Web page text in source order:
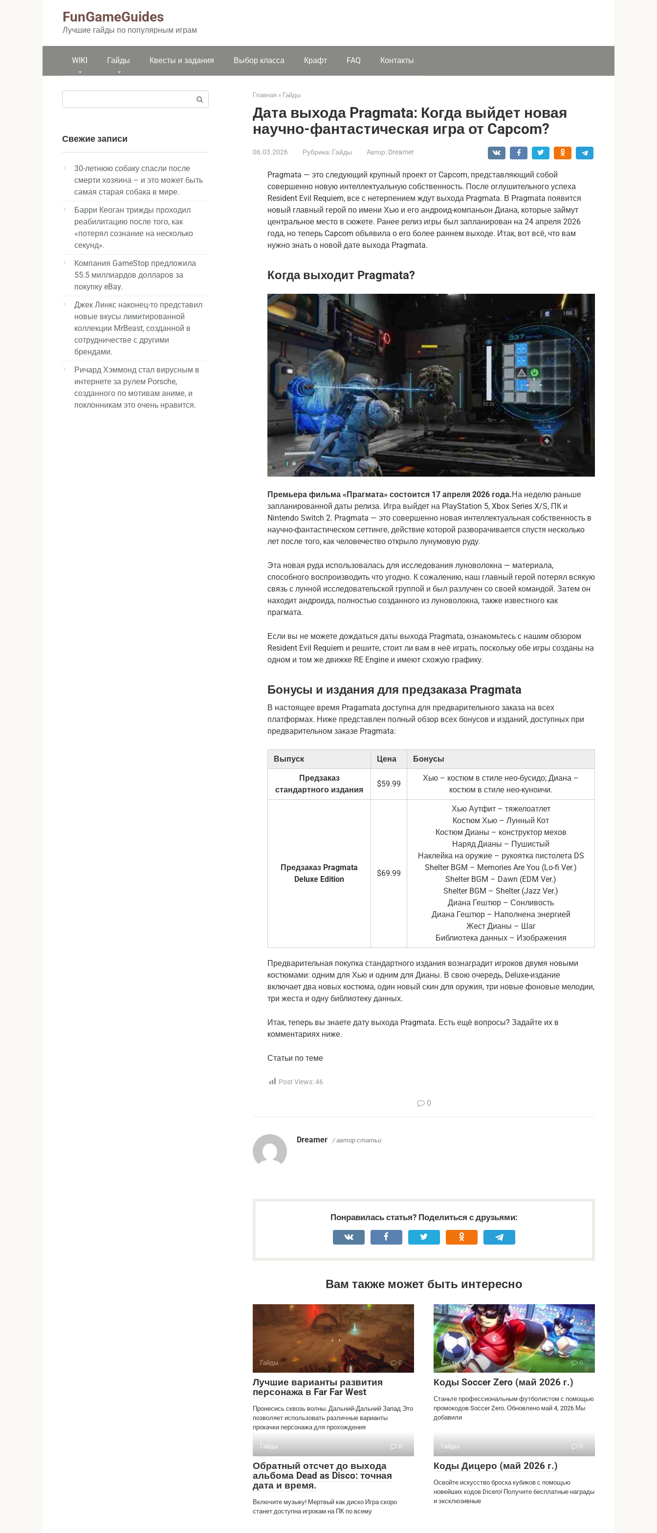
FunGameGuides
Лучшие гайды по популярным играм
WIKI Гайды Квесты и задания Выбор класса Крафт FAQ Контакты
Главная » Гайды
Дата выхода Pragmata: Когда выйдет новая
научно-фантастическая игра от Capcom?
06.03.2026 Рубрика: Гайды Автор: Dreamer
Pragmata — это следующий крупный проект от Capcom, представляющий собой
совершенно новую интеллектуальную собственность. После оглушительного успеха
Resident Evil Requiem, все с нетерпением ждут выхода Pragmata. В Pragmata появится
новый главный герой по имени Хью и его андроид-компаньон Диана, которые займут
центральное место в сюжете. Ранее релиз игры был запланирован на 24 апреля 2026
года, но теперь Capcom объявила о его более раннем выходе. Итак, вот всё, что вам
нужно знать о новой дате выхода Pragmata.
Когда выходит Pragmata?
Премьера фильма «Прагмата» состоится 17 апреля 2026 года.На неделю раньше
запланированной даты релиза. Игра выйдет на PlayStation 5, Xbox Series X/S, ПК и
Nintendo Switch 2. Pragmata — это совершенно новая интеллектуальная собственность в
научно-фантастическом сеттинге, действие которой разворачивается спустя несколько
лет после того, как человечество открыло лунумовую руду.
Эта новая руда использовалась для исследования луноволокна — материала,
способного воспроизводить что угодно. К сожалению, наш главный герой потерял всякую
связь с лунной исследовательской группой и был разлучен со своей командой. Затем он
находит андроида, полностью созданного из луноволокна, также известного как
прагмата.
Если вы не можете дождаться даты выхода Pragmata, ознакомьтесь с нашим обзором
Resident Evil Requiem и решите, стоит ли вам в неё играть, поскольку обе игры созданы на
одном и том же движке RE Engine и имеют схожую графику.
Бонусы и издания для предзаказа Pragmata
В настоящее время Pragamata доступна для предварительного заказа на всех
платформах. Ниже представлен полный обзор всех бонусов и изданий, доступных при
предварительном заказе Pragmata:
Выпуск Цена Бонусы
Предзаказ
стандартного издания
$59.99
Хью – костюм в стиле нео-бусидо; Диана –
костюм в стиле нео-куноичи.
Предзаказ Pragmata
Deluxe Edition
$69.99
Хью Аутфит – тяжелоатлет
Костюм Хью – Лунный Кот
Костюм Дианы – конструктор мехов
Наряд Дианы – Пушистый
Наклейка на оружие – рукоятка пистолета DS
Shelter BGM – Memories Are You (Lo-fi Ver.)
Shelter BGM – Dawn (EDM Ver.)
Shelter BGM – Shelter (Jazz Ver.)
Диана Гештюр – Сонливость
Диана Гештюр – Наполнена энергией
Жест Дианы – Шаг
Библиотека данных – Изображения
Предварительная покупка стандартного издания вознаградит игроков двумя новыми
костюмами: одним для Хью и одним для Дианы. В свою очередь, Deluxe-издание
включает два новых костюма, один новый скин для оружия, три новые фоновые мелодии,
три жеста и одну библиотеку данных.
Итак, теперь вы знаете дату выхода Pragmata. Есть ещё вопросы? Задайте их в
комментариях ниже.
Статьи по теме
Post Views:46
0
Dreamer / автор статьи
Понравилась статья? Поделиться с друзьями:
Вам также может быть интересно
Гайды 0
Лучшие варианты развития
персонажа в Far Far West
Пронесись сквозь волны. Дальний-Дальний Запад Это
позволяет использовать различные варианты
прокачки персонажа для прохождения
Гайды 0
Коды Soccer Zero (май 2026 г.)
Станьте профессиональным футболистом с помощью
промокодов Soccer Zero. Обновлено май 4, 2026 Мы
добавили
Гайды 0
Обратный отсчет до выхода
альбома Dead as Disco: точная
дата и время.
Включите музыку! Мертвый как диско Игра скоро
станет доступна игрокам на ПК по всему
Гайды 0
Коды Дицеро (май 2026 г.)
Освойте искусство броска кубиков с помощью
новейших кодов Dicero! Получите бесплатные награды
и эксклюзивные
Свежие записи
30-летнюю собаку спасли после
смерти хозяина – и это может быть
самая старая собака в мире.
Барри Кеоган трижды проходил
реабилитацию после того, как
«потерял сознание на несколько
секунд».
Компания GameStop предложила
55.5 миллиардов долларов за
покупку eBay.
Джек Линкс наконец-то представил
новые вкусы лимитированной
коллекции MrBeast, созданной в
сотрудничестве с другими
брендами.
Ричард Хэммонд стал вирусным в
интернете за рулем Porsche,
созданного по мотивам аниме, и
поклонникам это очень нравится.